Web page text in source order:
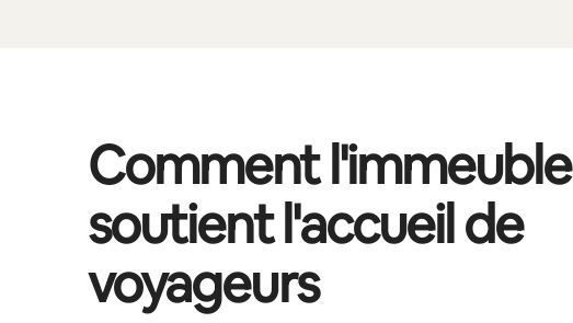
Comment l'immeuble
soutient l'accueil de
voyageurs